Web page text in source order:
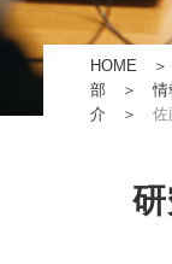
HOME
部＞情
介＞ 佐